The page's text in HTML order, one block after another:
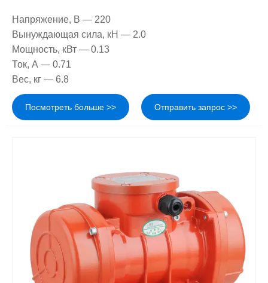
Напряжение, В — 220
Вынуждающая сила, кН — 2.0
Мощность, кВт — 0.13
Ток, А — 0.71
Вес, кг — 6.8
Посмотреть больше >> Отправить запрос >>